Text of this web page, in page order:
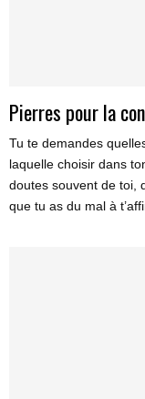
Pierres pour la
Tu te demandes
laquelle choisir dans
doutes souvent de toi,
que tu as du mal à